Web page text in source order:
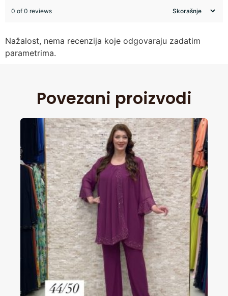
0 of 0 reviews
Nažalost, nema recenzija koje odgovaraju zadatim
parametrima.
Povezani proizvodi